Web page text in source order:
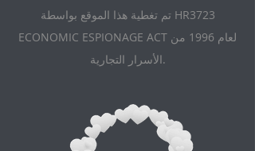
تم تغطية هذا الموقع بواسطة HR3723
ECONOMIC ESPIONAGE ACT لعام 1996 من
الأسرار التجارية.